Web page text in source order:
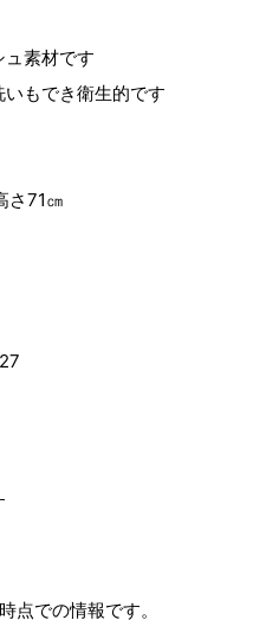
素材です
もでき衛生的です
さ71㎝
点での情報です。